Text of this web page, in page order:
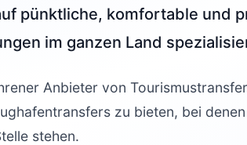
pünktliche, komfortable und
im ganzen Land
Anbieter von
zu bieten, bei
stehen.